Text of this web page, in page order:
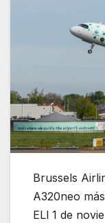
Brussels
A320neo
ELl 1 de